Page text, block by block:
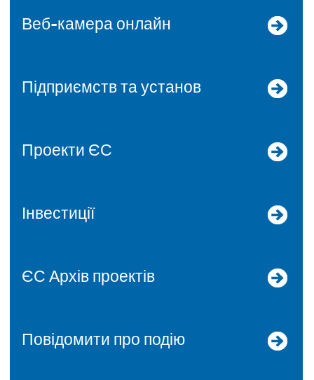
Веб-камера онлайн
Підприємств та установ
Проекти ЄС
Інвестиції
ЄС Архів проектів
Повідомити про подію